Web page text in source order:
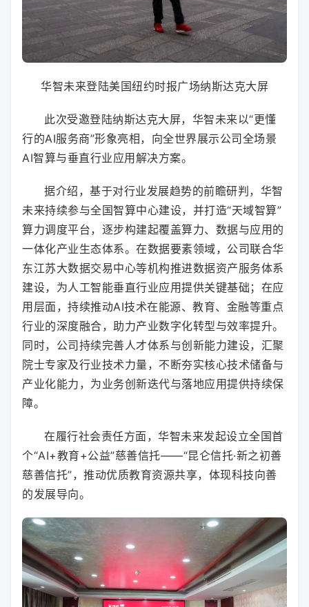
华智未来登陆美国纽约时报广场纳斯达克大屏
此次受邀登陆纳斯达克大屏，华智未来以“更懂
行的AI服务商”形象亮相，向全世界展示公司全场景
AI智算与垂直行业应用解决方案。
据介绍，基于对行业发展趋势的前瞻研判，华智
未来持续参与全国智算中心建设，并打造“天域智算”
算力调度平台，逐步构建起覆盖算力、数据与应用的
一体化产业生态体系。在数据要素领域，公司联合华
东江苏大数据交易中心等机构推进数据资产服务体系
建设，为人工智能垂直行业应用提供关键基础；在应
用层面，持续推动AI技术在能源、教育、金融等重点
行业的深度融合，助力产业数字化转型与效率提升。
同时，公司持续完善人才体系与创新能力建设，汇聚
院士专家及行业技术力量，不断夯实核心技术储备与
产业化能力，为业务创新迭代与落地应用提供持续保
障。
在履行社会责任方面，华智未来发起设立全国首
个“AI+教育+公益”慈善信托——“昆仑信托·新之初善
慈善信托”，推动优质教育资源共享，体现科技向善
的发展导向。